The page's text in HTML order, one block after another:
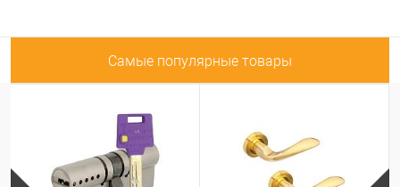
Самые популярные товары